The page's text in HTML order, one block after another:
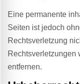
Eine permanente
Seiten ist jedoch
Rechtsverletzung
Rechtsverletzungen
entfernen.